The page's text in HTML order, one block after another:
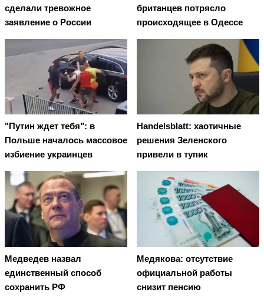
сделали тревожное
заявление о России
британцев потрясло
происходящее в Одессе
"Путин ждет тебя": в
Польше началось массовое
избиение украинцев
Handelsblatt: хаотичные
решения Зеленского
привели в тупик
Медведев назвал
единственный способ
сохранить РФ
Медякова: отсутствие
официальной работы
снизит пенсию